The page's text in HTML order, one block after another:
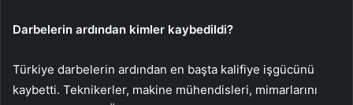
Darbelerin ardından kimler kaybedildi?
Türkiye darbelerin ardın­dan en başta kalifiye işgü­cünü
kaybetti. Teknikerler, makine mühendisleri, mi­marlarını